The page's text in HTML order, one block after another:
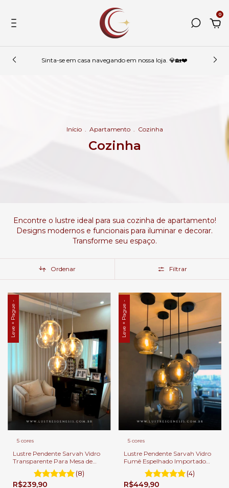
0
Sinta-se em casa navegando em nossa loja. 💎🏡❤️
Início . Apartamento . Cozinha
Cozinha
Encontre o lustre ideal para sua cozinha de apartamento!
Designs modernos e funcionais para iluminar e decorar.
Transforme seu espaço.
Ordenar Filtrar
Leve + Pague -
5 cores
Lustre Pendente Sarvah Vidro
Transparente Para Mesa de
Sala de Jantar.
(8)
R$239,90
Leve + Pague -
5 cores
Lustre Pendente Sarvah Vidro
Fumê Espelhado Importado
Para Mesa Sala de Jantar e
Balcão de Cozinha.
(4)
R$449,90